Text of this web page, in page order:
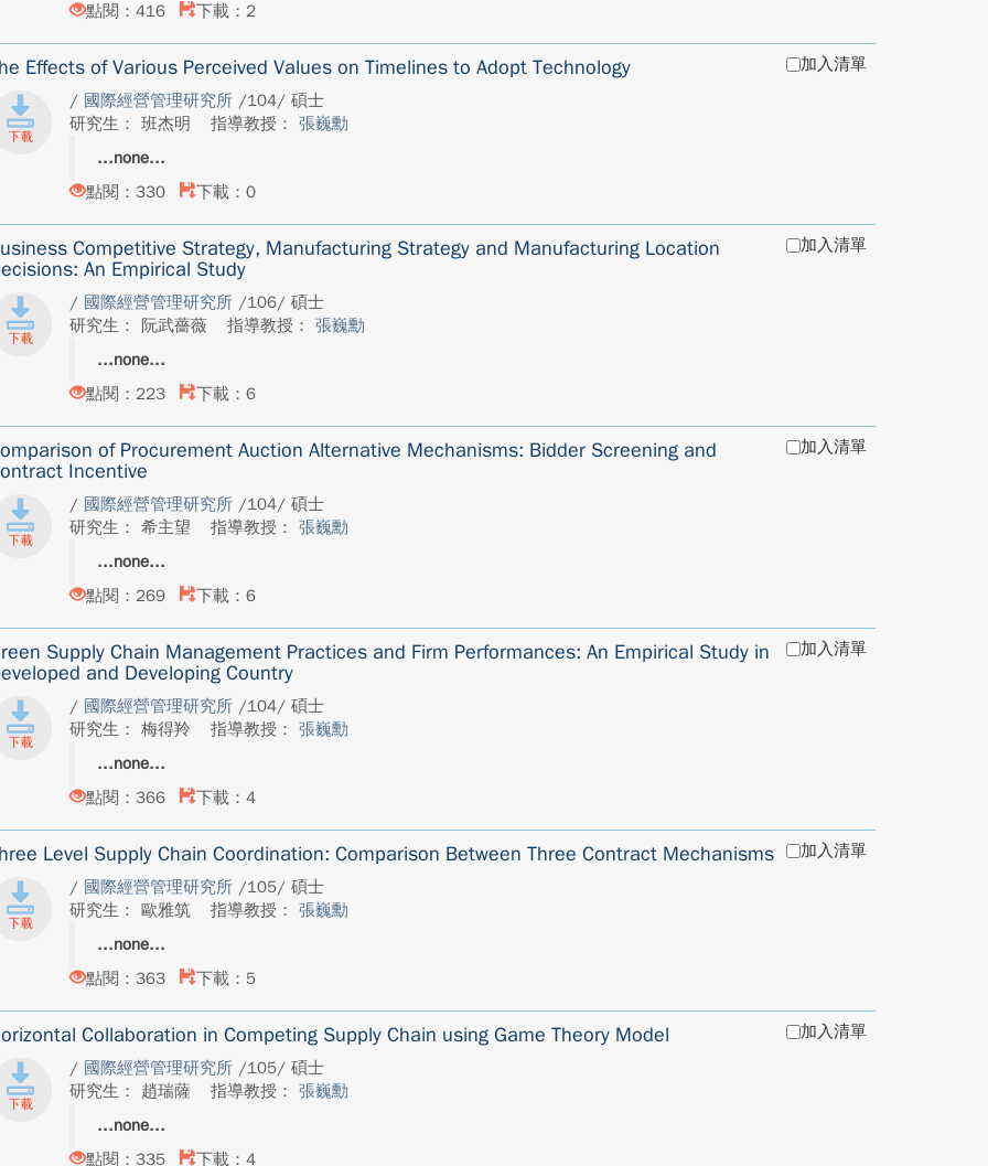
點閱：416
下載：2
Effects of Various Perceived Values on Timelines to Adopt Technology
/ 國際經營管理研究所 /104/ 碩士
研究生： 班杰明
指導教授：張巍勳
none
點閱：330
下載：0
加入清單
Competitive Strategy, Manufacturing Strategy and Manufacturing Location
An Empirical Study
/ 國際經營管理研究所 /106/ 碩士
研究生： 阮武薔薇
指導教授：張巍勳
none
點閱：223
下載：6
加入清單
of Procurement Auction Alternative Mechanisms: Bidder Screening and
Incentive
/ 國際經營管理研究所 /104/ 碩士
研究生： 希主望
指導教授：張巍勳
none
點閱：269
下載：6
加入清單
Supply Chain Management Practices and Firm Performances: An Empirical Study in
and Developing Country
/ 國際經營管理研究所 /104/ 碩士
研究生： 梅得羚
指導教授：張巍勳
none
點閱：366
下載：4
加入清單
Level Supply Chain Coordination: Comparison Between Three Contract Mechanisms
/ 國際經營管理研究所 /105/ 碩士
研究生： 歐雅筑
指導教授：張巍勳
none
點閱：363
下載：5
加入清單
Collaboration in Competing Supply Chain using Game Theory Model
/ 國際經營管理研究所 /105/ 碩士
研究生： 趙瑞薩
指導教授：張巍勳
none
點閱：335
下載：4
加入清單